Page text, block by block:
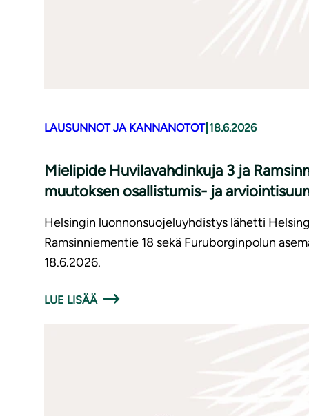
LAUSUNNOT JA KANNANOTOT| 18.6.2026
Mielipide Huvilavahdinkuja 3 ja
muutoksen osallistumis- ja
Helsingin luonnonsuojeluyhdistys lähetti
Ramsinniementie 18 sekä Furuborginpolun
18.6.2026.
LUE LISÄÄ